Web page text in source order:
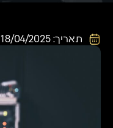
תאריך: 18/04/2025